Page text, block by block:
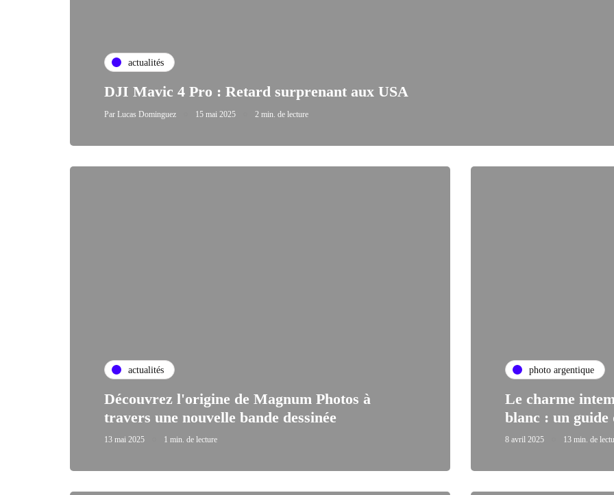
actualités
DJI Mavic 4 Pro : Retard surprenant aux USA
Par Lucas Dominguez 15 mai 2025 2 min. de lecture
actualités
Découvrez l'origine de Magnum Photos à
travers une nouvelle bande dessinée
13 mai 2025 1 min. de lecture
photo argentique
Le charme
blanc : un guide
8 avril 2025 13 min. de